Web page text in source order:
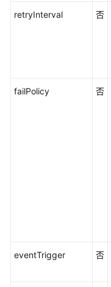
助
载
retryInterval 否
failPolicy 否
eventTrigger 否